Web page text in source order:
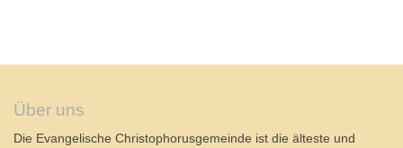
Über uns
Die Evangelische Christophorusgemeinde ist die älteste und